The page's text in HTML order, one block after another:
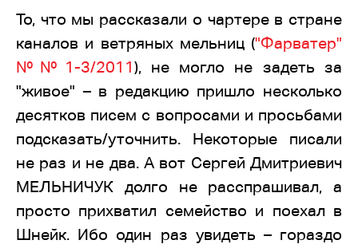
То, что мы рассказали о чартере в стране
каналов и ветряных мельниц ("Фарватер"
№№1-3/2011), не могло не задеть за
"живое" – в редакцию пришло несколько
десятков писем с вопросами и просьбами
подсказать/уточнить. Некоторые писали
не раз и не два. А вот Сергей Дмитриевич
МЕЛЬНИЧУК долго не расспрашивал, а
просто прихватил семейство и поехал в
Шнейк. Ибо один раз увидеть – гораздо